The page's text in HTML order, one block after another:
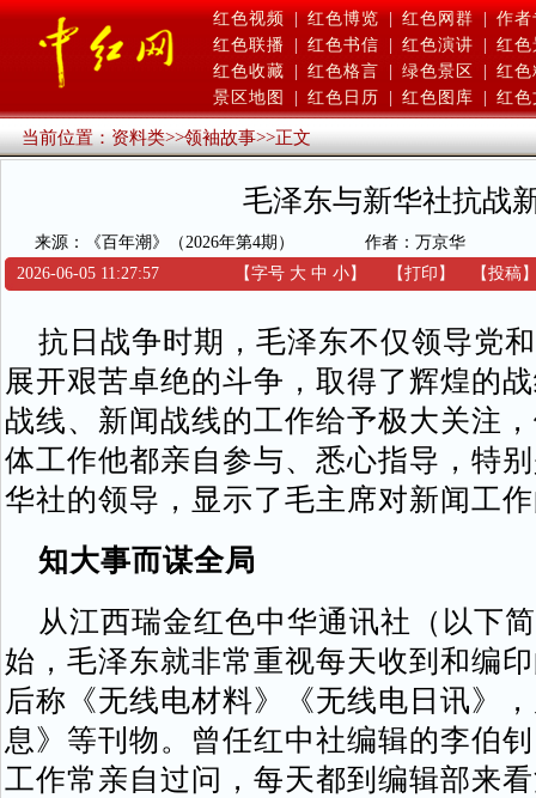
红色视频 | 红色博览 | 红色网群 | 作者
红色联播
红色书信 红色演讲
红色
红色收藏
红色格言 绿色景区
红色
景区地图
红色日历 红色图库 红色
当前位置：资料类>>领袖故事>>正文
毛泽东与新华社抗战
来源：《百年潮》（2026年第4期）
作者：万京华
2026-06-05 11:27:57
【字号 大 中 小】 【打印 】 【投稿
抗日战争时期，毛泽东不仅领导党
展开艰苦卓绝的斗争，取得了辉煌的
战线、新闻战线的工作给予极大关注
体工作他都亲自参与、悉心指导，特
华社的领导，显示了毛主席对新闻工
知大事而谋全局
从江西瑞金红色中华通讯社（以下
始，毛泽东就非常重视每天收到和编
后称《无线电材料》《无线电日讯》
息》等刊物。曾任红中社编辑的李伯
工作常亲自过问，每天都到编辑部来